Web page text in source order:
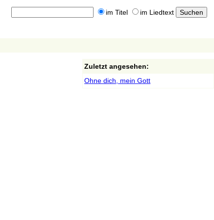
im Titel im Liedtext
Zuletzt angesehen:
Ohne dich, mein Gott